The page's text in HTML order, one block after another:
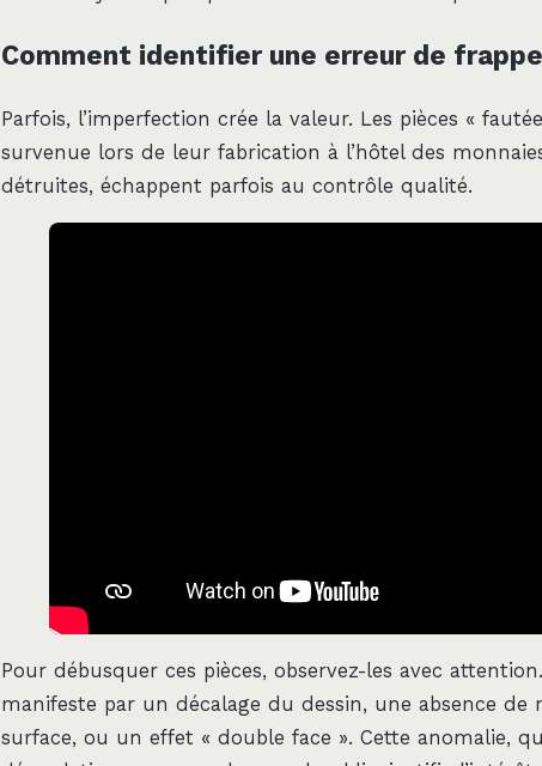
Comment identifier une erreur de
Parfois, l’imperfection crée la valeur. Les pièces «
survenue lors de leur fabrication à l’hôtel des
détruites, échappent parfois au contrôle qualité.
Pour débusquer ces pièces, observez-les avec
manifeste par un décalage du dessin, une absence
surface, ou un effet « double face ». Cette anomalie,